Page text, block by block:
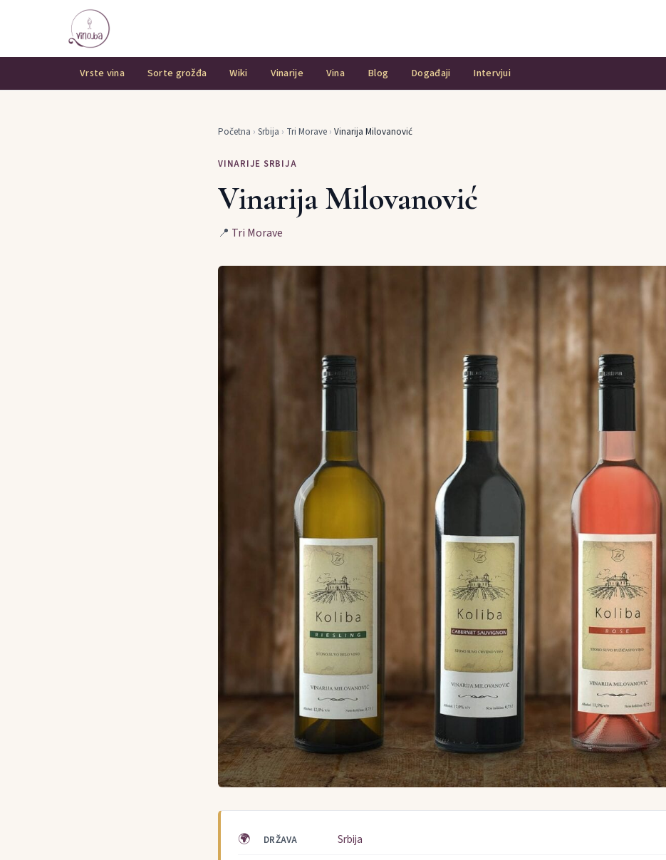
Vrste vina Sorte grožđa Wiki Vinarije Vina Blog Događaji Intervjui
Početna › Srbija › Tri Morave › Vinarija Milovanović
VINARIJE SRBIJA
Vinarija Milovanović
📍 Tri Morave
🌍 DRŽAVA Srbija